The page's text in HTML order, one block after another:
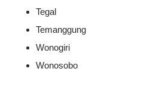
Tegal
Temanggung
Wonogiri
Wonosobo